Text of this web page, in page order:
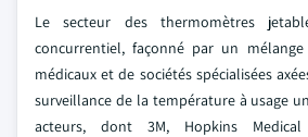
Le secteur des thermomètres
concurrentiel, façonné par un
médicaux et de sociétés spécialisées
surveillance de la température à usage
acteurs, dont 3M, Hopkins Medical